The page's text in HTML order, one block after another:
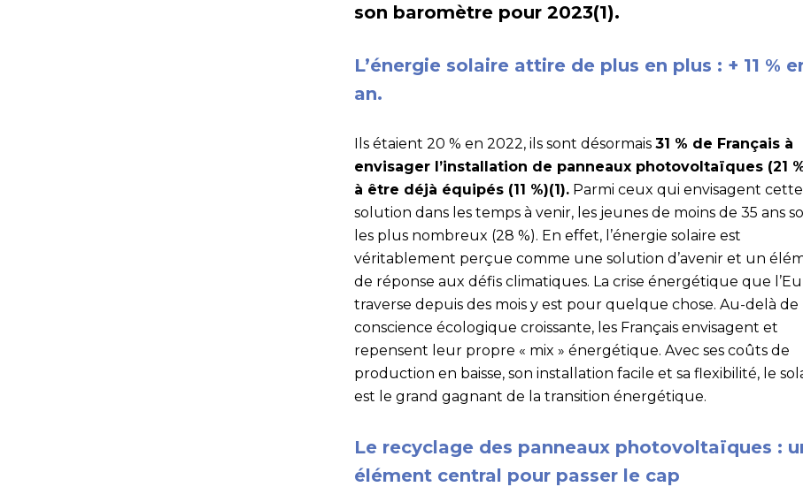
son baromètre pour 2023(1).
L’énergie solaire attire de plus en plus : + 11 %
an.
Ils étaient 20 % en 2022, ils sont désormais 31 % de Français à
envisager l’installation de panneaux photovoltaïques (21
à être déjà équipés (11 %)(1). Parmi ceux qui envisagent cette
solution dans les temps à venir, les jeunes de moins de 35 ans
les plus nombreux (28 %). En effet, l’énergie solaire est
véritablement perçue comme une solution d’avenir et un
de réponse aux défis climatiques. La crise énergétique que
traverse depuis des mois y est pour quelque chose. Au-delà de
conscience écologique croissante, les Français envisagent et
repensent leur propre « mix » énergétique. Avec ses coûts de
production en baisse, son installation facile et sa flexibilité, le
est le grand gagnant de la transition énergétique.
Le recyclage des panneaux photovoltaïques :
élément central pour passer le cap